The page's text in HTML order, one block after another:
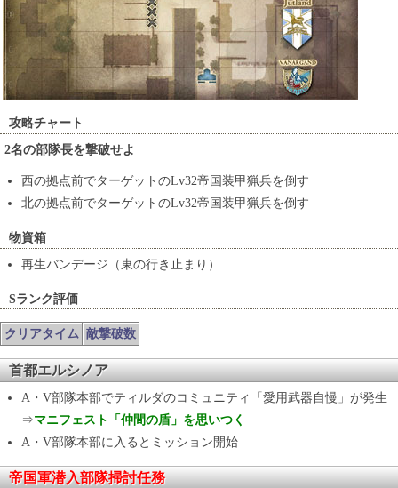
攻略チャート
2名の部隊長を撃破せよ
西の拠点前でターゲットのLv32帝国装甲猟兵を倒す
北の拠点前でターゲットのLv32帝国装甲猟兵を倒す
物資箱
再生バンデージ（東の行き止まり）
Sランク評価
クリアタイム 敵撃破数
首都エルシノア
A・V部隊本部でティルダのコミュニティ「愛用武器自慢」が発生
⇒マニフェスト「仲間の盾」を思いつく
A・V部隊本部に入るとミッション開始
帝国軍潜入部隊掃討任務